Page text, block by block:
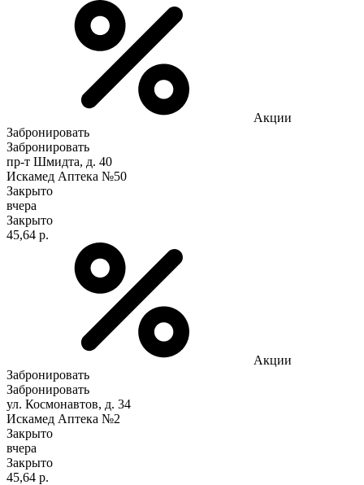
Акции
Забронировать
Забронировать
пр-т Шмидта, д. 40
Искамед Аптека №50
Закрыто
вчера
Закрыто
45,64 р.
Акции
Забронировать
Забронировать
ул. Космонавтов, д. 34
Искамед Аптека №2
Закрыто
вчера
Закрыто
45,64 р.